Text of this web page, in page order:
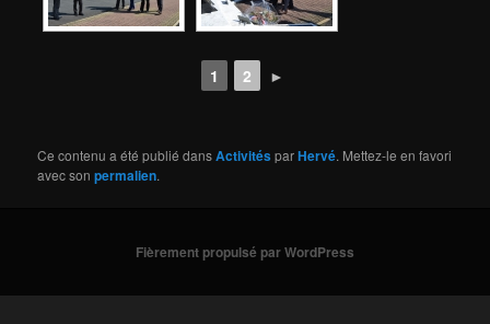
1 2 ►
Ce contenu a été publié dansActivitésparHervé. Mettez-le en favori
avec sonpermalien.
Fièrement propulsé par WordPress